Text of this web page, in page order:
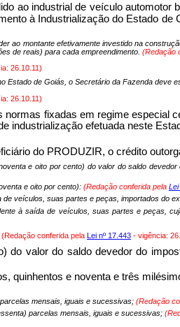
ao industrial de veículo
à Industrialização do Estado de
ao montante efetivamente investido na
de reais) para cada empreendimento. (Redação
26.10.11)
Estado de Goiás, o Secretário da Fazenda deve
26.10.11)
normas fixadas em regime
industrialização efetuada neste
do PRODUZIR, o crédito
e oito por cento) do valor do saldo
e oito por cento): (Redação conferida pela Lei
veículos, suas partes e peças, importados do
à saída de veículos, suas partes e peças,
(Redação conferida pela Lei nº 17.443- vigência:
do valor do saldo devedor do
quinhentos e noventa e três
mensais, iguais e sucessivas; (Redação
parcelas mensais, iguais e sucessivas;